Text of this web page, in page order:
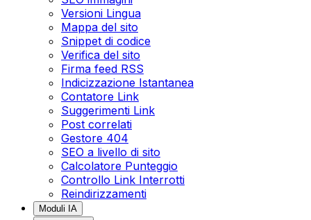
Versioni Lingua
Mappa del sito
Snippet di codice
Verifica del sito
Firma feed RSS
Indicizzazione Istantanea
Contatore Link
Suggerimenti Link
Post correlati
Gestore 404
SEO a livello di sito
Calcolatore Punteggio
Controllo Link Interrotti
Reindirizzamenti
Moduli IA